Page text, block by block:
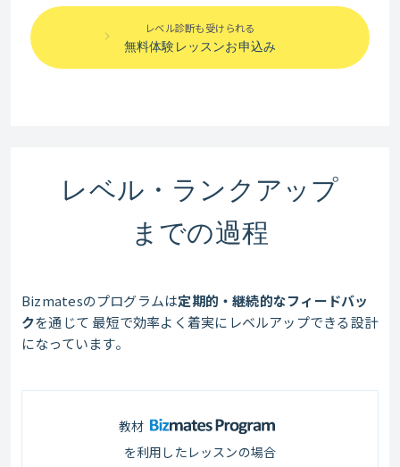
レベル診断も受けられる
無料体験レッスンお申込み
レベル・ランクアップ
までの過程
Bizmatesのプログラムは定期的・継続的なフィードバッ
クを通じて 最短で効率よく着実にレベルアップできる設計
になっています。
教材
を利用したレッスンの場合